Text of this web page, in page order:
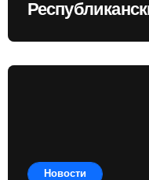
Новости